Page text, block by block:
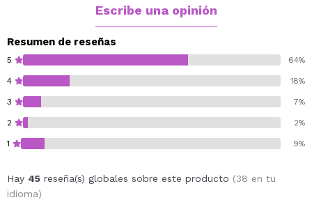
Escribe una opinión
Resumen de reseñas
5 64%
4 18%
3 7%
2 2%
1 9%
Hay 45 reseña(s) globales sobre este producto (38 en tu
idioma)